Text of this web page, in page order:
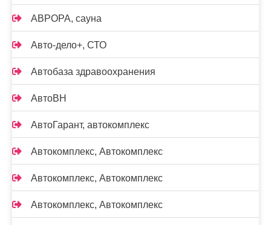
АВРОРА, сауна
Авто-дело+, СТО
Автобаза здравоохранения
АвтоВН
АвтоГарант, автокомплекс
Автокомплекс, Автокомплекс
Автокомплекс, Автокомплекс
Автокомплекс, Автокомплекс